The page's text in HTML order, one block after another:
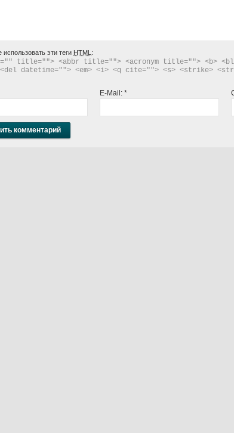
эти теги HTML :
title=""> <abbr title=""> <acronym title=""> <b>
<del datetime=""> <em> <i> <q cite=""> <s> <strike>
E-Mail: *